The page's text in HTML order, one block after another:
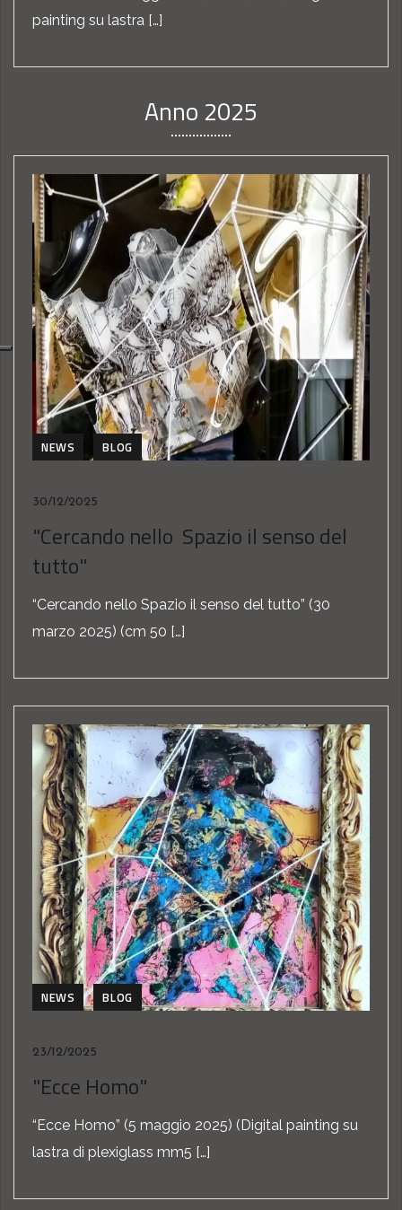
painting su lastra […]
Anno 2025
NEWS BLOG
30/12/2025
"Cercando nello Spazio il senso del
tutto"
“Cercando nello Spazio il senso del tutto” (30
marzo 2025) (cm 50 […]
NEWS BLOG
23/12/2025
"Ecce Homo"
“Ecce Homo” (5 maggio 2025) (Digital painting su
lastra di plexiglass mm5 […]